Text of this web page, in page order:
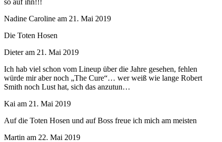
Nadine Caroline am 21. Mai 2019
Die Toten Hosen
Dieteram 21. Mai 2019
Ich hab viel schon vom Lineup über die Jahre gesehen, fehlen
würde mir aber noch „The Cure“… wer weiß wie lange Robert
Smith noch Lust hat, sich das anzutun…
Kai am 21. Mai 2019
Auf die Toten Hosen und auf Boss freue ich mich am meisten
Martin am 22. Mai 2019